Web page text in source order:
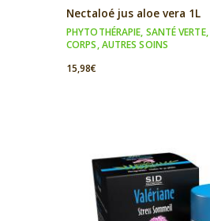
Nectaloé jus aloe vera 1L
PHYTOTHÉRAPIE, SANTÉ VERTE,
CORPS,AUTRES SOINS
15,98€